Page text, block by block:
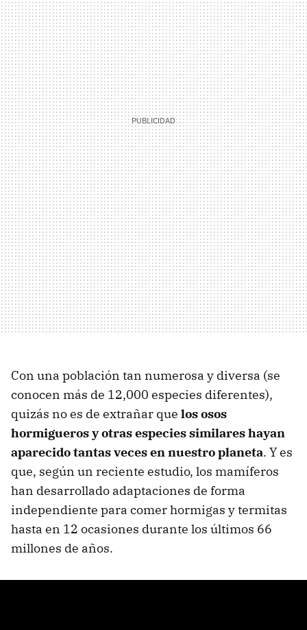
Con una población tan numerosa y diversa (se
conocen más de 12,000 especies diferentes),
quizás no es de extrañar que los osos
hormigueros y otras especies similares hayan
aparecido tantas veces en nuestro planeta. Y es
que, según un reciente estudio, los mamíferos
han desarrollado adaptaciones de forma
independiente para comer hormigas y termitas
hasta en 12 ocasiones durante los últimos 66
millones de años.